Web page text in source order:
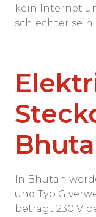
kein Internet
schlechter sein.
In Bhutan
und Typ G
beträgt 230 V